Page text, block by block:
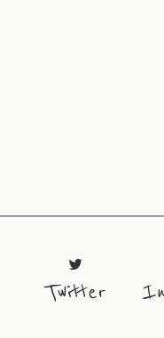
Twitter